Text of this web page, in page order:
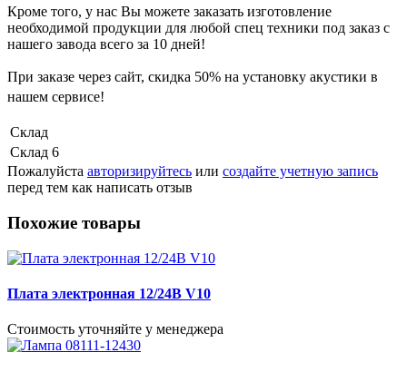
Кроме того, у нас Вы можете заказать изготовление
необходимой продукции для любой спец техники под заказ с
нашего завода всего за 10 дней!
При заказе через сайт, скидка 50% на установку акустики в
нашем сервисе!
Склад
Склад 6
Пожалуйста авторизируйтесь или создайте учетную запись
перед тем как написать отзыв
Похожие товары
Плата электронная 12/24В V10
Стоимость уточняйте у менеджера